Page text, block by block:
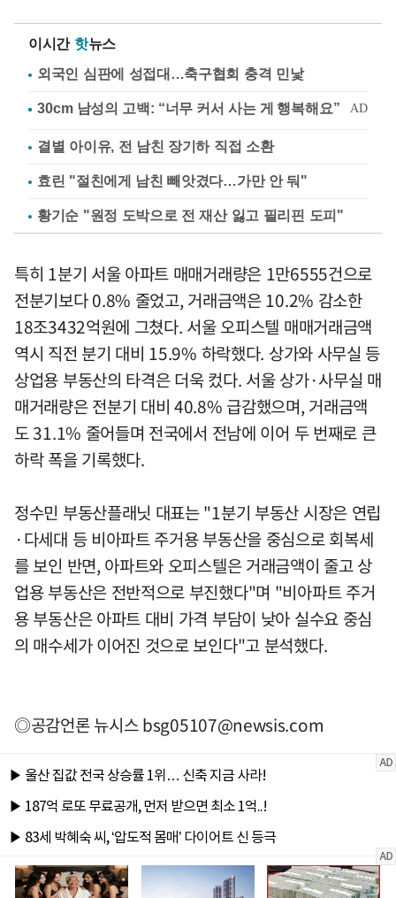
이시간 핫뉴스
외국인 심판에 성접대…축구협회 충격 민낯
결별 아이유, 전 남친 장기하 직접 소환
효린 "절친에게 남친 빼앗겼다…가만 안 둬"
황기순 "원정 도박으로 전 재산 잃고 필리핀 도피"
특히 1분기 서울 아파트 매매거래량은 1만6555건으로
전분기보다 0.8% 줄었고, 거래금액은 10.2% 감소한
18조3432억원에 그쳤다. 서울 오피스텔 매매거래금액
역시 직전 분기 대비 15.9% 하락했다. 상가와 사무실 등
상업용 부동산의 타격은 더욱 컸다. 서울 상가·사무실 매
매거래량은 전분기 대비 40.8% 급감했으며, 거래금액
도 31.1% 줄어들며 전국에서 전남에 이어 두 번째로 큰
하락 폭을 기록했다.
정수민 부동산플래닛 대표는 "1분기 부동산 시장은 연립
·다세대 등 비아파트 주거용 부동산을 중심으로 회복세
를 보인 반면, 아파트와 오피스텔은 거래금액이 줄고 상
업용 부동산은 전반적으로 부진했다"며 "비아파트 주거
용 부동산은 아파트 대비 가격 부담이 낮아 실수요 중심
의 매수세가 이어진 것으로 보인다"고 분석했다.
◎공감언론 뉴시스bsg05107@newsis.com